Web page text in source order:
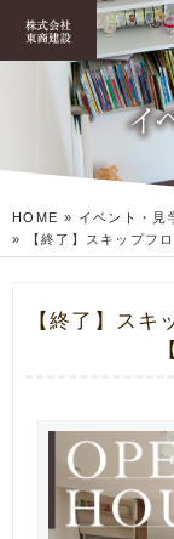
HOME » イベント・見
»
【終了】スキップフ
【終了】スキ